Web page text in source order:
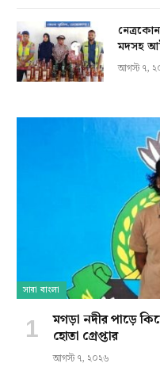
মদসহ
আগস্ট ৭,
সারা বাংলা
মগড়া নদীর পাড়ে
হোতা গ্রেপ্তার
আগস্ট ৭, ২০২৬